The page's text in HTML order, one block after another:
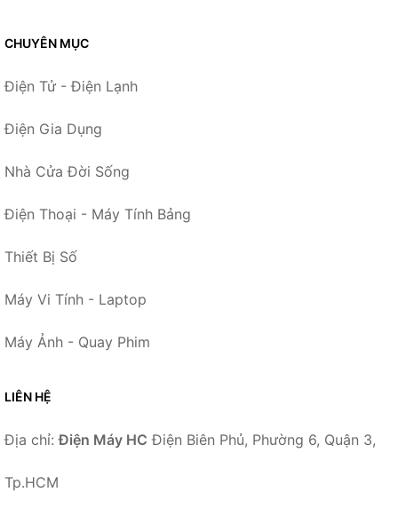
CHUYÊN MỤC
Điện Tử - Điện Lạnh
Điện Gia Dụng
Nhà Cửa Đời Sống
Điện Thoại - Máy Tính Bảng
Thiết Bị Số
Máy Vi Tính - Laptop
Máy Ảnh - Quay Phim
LIÊN HỆ
Địa chỉ:Điện Máy HC Điện Biên Phủ, Phường 6, Quận 3,
Tp.HCM